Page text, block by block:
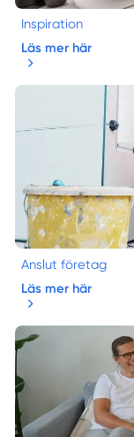
Inspiration
Läs mer här
Anslut företag
Läs mer här